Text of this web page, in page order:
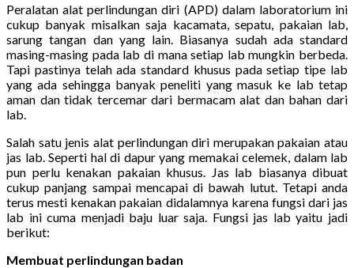
Peralatan alat perlindungan diri (APD) dalam laboratorium ini
cukup banyak misalkan saja kacamata, sepatu, pakaian lab,
sarung tangan dan yang lain. Biasanya sudah ada standard
masing-masing pada lab di mana setiap lab mungkin berbeda.
Tapi pastinya telah ada standard khusus pada setiap tipe lab
yang ada sehingga banyak peneliti yang masuk ke lab tetap
aman dan tidak tercemar dari bermacam alat dan bahan dari
lab.
Salah satu jenis alat perlindungan diri merupakan pakaian atau
jas lab. Seperti hal di dapur yang memakai celemek, dalam lab
pun perlu kenakan pakaian khusus. Jas lab biasanya dibuat
cukup panjang sampai mencapai di bawah lutut. Tetapi anda
terus mesti kenakan pakaian didalamnya karena fungsi dari jas
lab ini cuma menjadi baju luar saja. Fungsi jas lab yaitu jadi
berikut:
Membuat perlindungan badan